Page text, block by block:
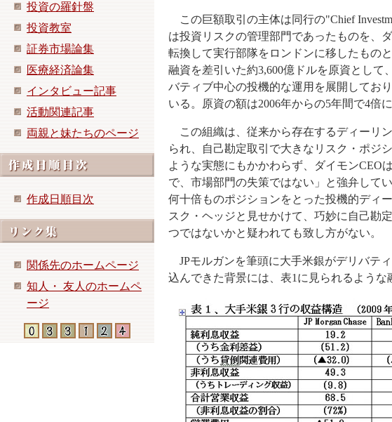
投資の羅針盤
投資教室
証券市場論集
医療経済論集
インタビュー記事
活動関連記事
両親と妹たちのページ
作成日順目次
関係先のホームページ
知人・ 友人のホームペ
ージ
この巨額取引の主体は同行の"Chief
は投資リスクの管理部門であったものを、
転換して実行部隊をロンドンに移したものと
融資を差引いた約3,600億ドルを原資として
バティブ中心の投機的な運用を展開してお
いる。原資の額は2006年からの5年間で4倍
この組織は、従来から存在するディーリ
られ、自己勘定取引で大きなリスク・ポジ
ような実態にもかかわらず、ダイモンCEO
で、市場部門の失策ではない」と強弁して
何十倍ものポジションをとった投機的ディ
スク・ヘッジと見せかけて、巧妙に自己勘
つではないかと疑われても致し方がない。
JPモルガンを筆頭に大手米銀がデリバテ
込んできた背景には、表1 に見られるような